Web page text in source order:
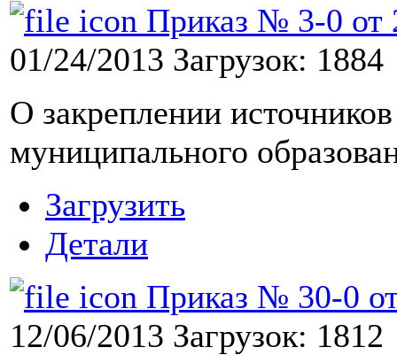
Приказ № 3-0 от
01/24/2013 Загрузок: 1884
О закреплении
муниципального
Загрузить
Детали
Приказ № 30-0
12/06/2013 Загрузок: 1812